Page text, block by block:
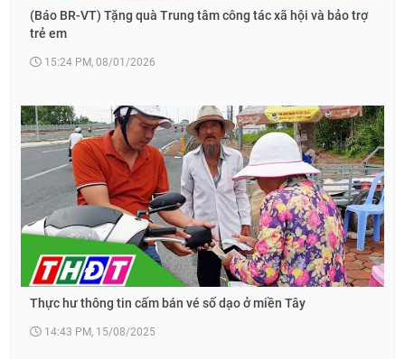
(Báo BR-VT) Tặng quà Trung tâm công tác xã hội và bảo trợ
trẻ em
15:24 PM, 08/01/2026
Thực hư thông tin cấm bán vé số dạo ở miền Tây
14:43 PM, 15/08/2025